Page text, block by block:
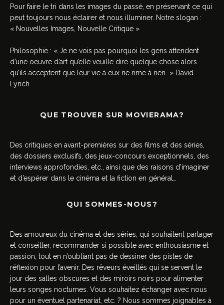
Pour faire le tri dans les images du passé, en préservant ce qui
peut toujours nous éclairer et nous illuminer. Notre slogan :
« Nouvelles Images, Nouvelle Critique »
Philosophie : « Je ne vois pas pourquoi les gens attendent
d’une oeuvre d’art qu’elle veuille dire quelque chose alors
qu’ils acceptent que leur vie à eux ne rime à rien » David
Lynch
QUE TROUVER SUR MOVIERAMA?
Des critiques en avant-premières sur des films et des séries,
des dossiers exclusifs, des jeux-concours exceptionnels, des
interviews approfondies, etc., ainsi que des raisons d’imaginer
et d’espérer dans le cinéma et la fiction en général…
QUI SOMMES-NOUS?
Des amoureux du cinéma et des séries, qui souhaitent partager
et conseiller, recommander si possible avec enthousiasme et
passion, tout en n’oubliant pas de dessiner des pistes de
réflexion pour l’avenir. Des rêveurs éveillés qui se servent le
jour des salles obscures et des miroirs noirs pour alimenter
leurs songes nocturnes. Vous souhaitez échanger avec nous
pour un éventuel partenariat, etc. ? Nous sommes joignables à